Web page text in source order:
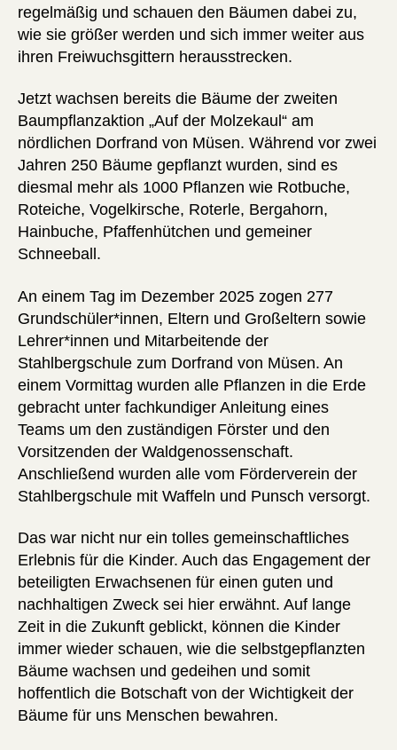
regelmäßig und schauen den Bäumen dabei zu,
wie sie größer werden und sich immer weiter aus
ihren Freiwuchsgittern herausstrecken.
Jetzt wachsen bereits die Bäume der zweiten
Baumpflanzaktion „Auf der Molzekaul“ am
nördlichen Dorfrand von Müsen. Während vor zwei
Jahren 250 Bäume gepflanzt wurden, sind es
diesmal mehr als 1000 Pflanzen wie Rotbuche,
Roteiche, Vogelkirsche, Roterle, Bergahorn,
Hainbuche, Pfaffenhütchen und gemeiner
Schneeball.
An einem Tag im Dezember 2025 zogen 277
Grundschüler*innen, Eltern und Großeltern sowie
Lehrer*innen und Mitarbeitende der
Stahlbergschule zum Dorfrand von Müsen. An
einem Vormittag wurden alle Pflanzen in die Erde
gebracht unter fachkundiger Anleitung eines
Teams um den zuständigen Förster und den
Vorsitzenden der Waldgenossenschaft.
Anschließend wurden alle vom Förderverein der
Stahlbergschule mit Waffeln und Punsch versorgt.
Das war nicht nur ein tolles gemeinschaftliches
Erlebnis für die Kinder. Auch das Engagement der
beteiligten Erwachsenen für einen guten und
nachhaltigen Zweck sei hier erwähnt. Auf lange
Zeit in die Zukunft geblickt, können die Kinder
immer wieder schauen, wie die selbstgepflanzten
Bäume wachsen und gedeihen und somit
hoffentlich die Botschaft von der Wichtigkeit der
Bäume für uns Menschen bewahren.